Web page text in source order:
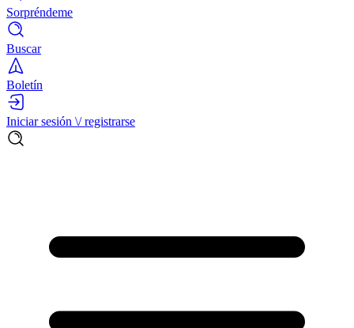
Sorpréndeme
Buscar
Boletín
Iniciar sesión \/ registrarse